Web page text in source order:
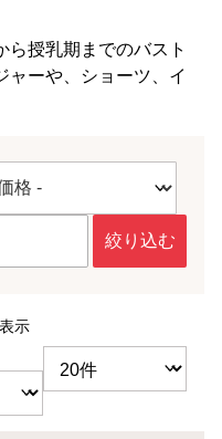
ら授乳期までのバスト
ャーや、ショーツ、イ
絞り込む
示